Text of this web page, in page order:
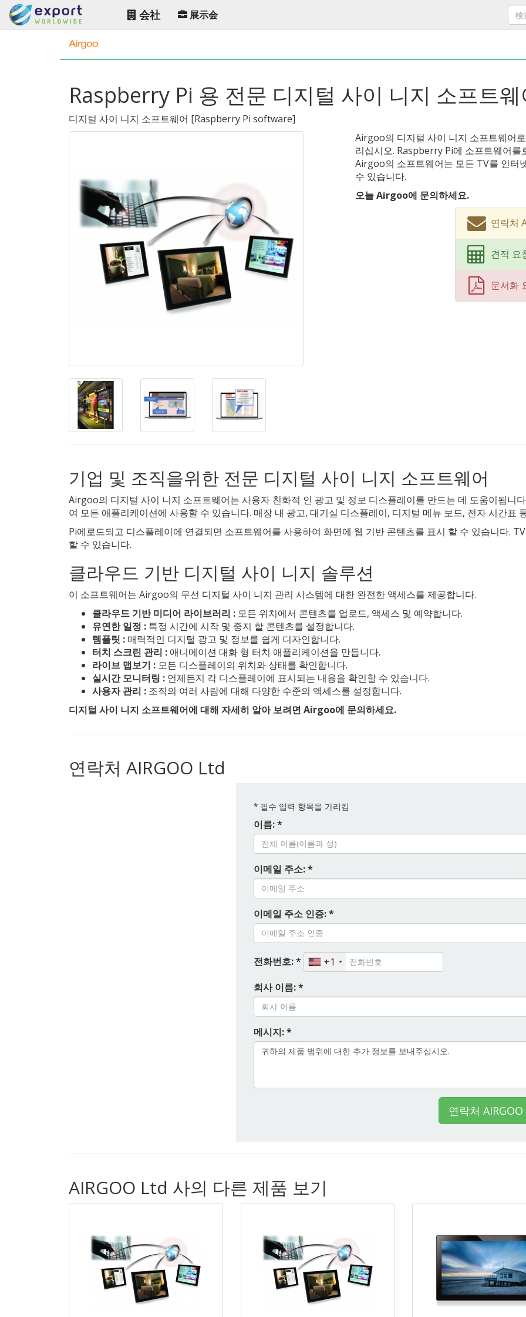
会社 展示会
Raspberry Pi 용 전문 디지털 사이 니지 소프트
디지털 사이 니지 소프트웨어 [Raspberry Pi software]
Airgoo의 디지털 사이 니지 소프트웨어
리십시오. Raspberry Pi에 소프트웨어
Airgoo의 소프트웨어는 모든 TV를 인터
수 있습니다.
오늘 Airgoo에 문의하세요.
연락처
견적 요
문서화
기업 및 조직을위한 전문 디지털 사이 니지 소프트웨어
Airgoo의 디지털 사이 니지 소프트웨어는 사용자 친화적 인 광고 및 정보 디스플레이를 만드는 데 도움이됩니
여 모든 애플리케이션에 사용할 수 있습니다. 매장 내 광고, 대기실 디스플레이, 디지털 메뉴 보드, 전자 시간표
Pi에로드되고 디스플레이에 연결되면 소프트웨어를 사용하여 화면에 웹 기반 콘텐츠를 표시 할 수 있습니다.
할 수 있습니다.
클라우드 기반 디지털 사이 니지 솔루션
이 소프트웨어는 Airgoo의 무선 디지털 사이 니지 관리 시스템에 대한 완전한 액세스를 제공합니다.
클라우드 기반 미디어 라이브러리 : 모든 위치에서 콘텐츠를 업로드, 액세스 및 예약합니다.
유연한 일정 : 특정 시간에 시작 및 중지 할 콘텐츠를 설정합니다.
템플릿 : 매력적인 디지털 광고 및 정보를 쉽게 디자인합니다.
터치 스크린 관리 : 애니메이션 대화 형 터치 애플리케이션을 만듭니다.
라이브 맵보기 : 모든 디스플레이의 위치와 상태를 확인합니다.
실시간 모니터링 : 언제든지 각 디스플레이에 표시되는 내용을 확인할 수 있습니다.
사용자 관리 : 조직의 여러 사람에 대해 다양한 수준의 액세스를 설정합니다.
디지털 사이 니지 소프트웨어에 대해 자세히 알아 보려면 Airgoo에 문의하세요.
연락처 AIRGOO Ltd
* 필수 입력 항목을 가리킴
이름: *
이메일 주소: *
이메일 주소 인증: *
전화번호: *
+1
회사 이름: *
메시지: *
연락처
AIRGOO Ltd 사의 다른 제품 보기